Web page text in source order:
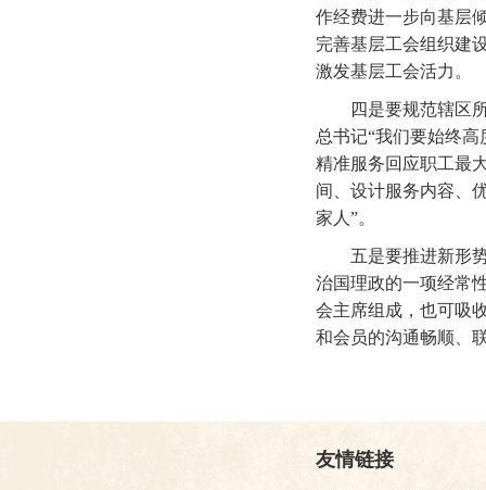
作经费进一步向基层
完善基层工会组织建
激发基层工会活力。
四是要规范辖区所
总书记“我们要始终
精准服务回应职工最
间、设计服务内容、
家人”。
五是要推进新形势
治国理政的一项经常
会主席组成，也可吸
和会员的沟通畅顺、
友情链接